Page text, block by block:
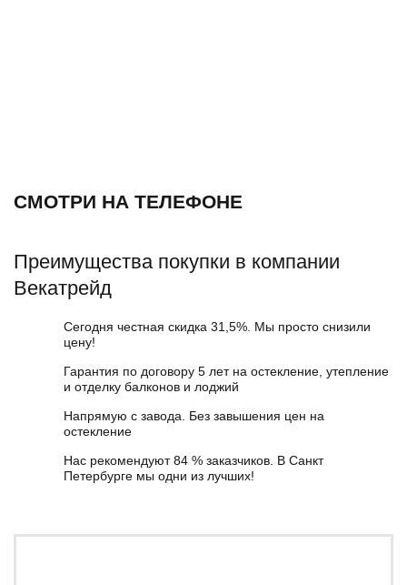
СМОТРИ НА ТЕЛЕФОНЕ
Преимущества покупки в компании
Векатрейд
Сегодня честная скидка 31,5%. Мы просто снизили
цену!
Гарантия по договору 5 лет на остекление, утепление
и отделку балконов и лоджий
Напрямую с завода. Без завышения цен на
остекление
Нас рекомендуют 84 % заказчиков. В Санкт
Петербурге мы одни из лучших!